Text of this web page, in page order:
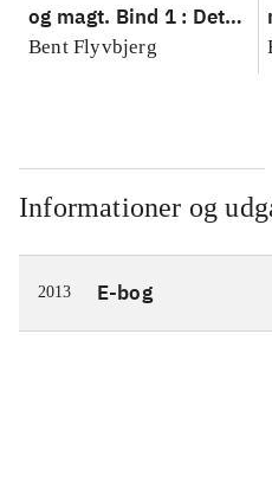
og magt. Bind 1 : Det
konkretes videnskab
Bent Flyvbjerg
Informationer og
2013 E-bog